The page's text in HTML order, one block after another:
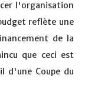
l'organisation
reflète une
de la
que ceci est
d'une Coupe du